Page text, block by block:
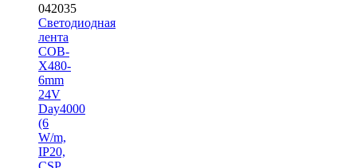
042035
Светодиодная
лента
COB-
X480-
6mm
24V
Day4000
(6
W/m,
IP20,